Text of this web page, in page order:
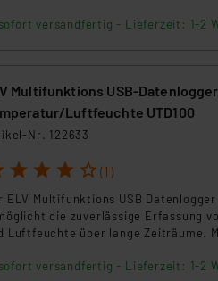
sofort versandfertig - Lieferzeit: 1-2
Multifunktions USB-Datenlogger
Luftfeuchte UTD100
Nr. 122633
2 3 4 5 (1)
ELV Multifunktions USB Datenlogger
die zuverlässige Erfassung
Luftfeuchte über lange Zeiträume.
Das wetterfeste Gerät
sofort versandfertig - Lieferzeit: 1-2